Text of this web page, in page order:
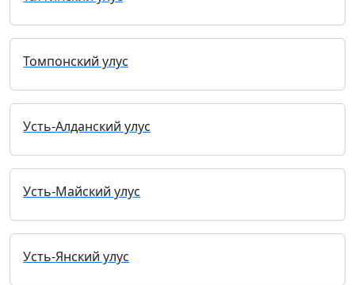
Томпонский улус
Усть-Алданский улус
Усть-Майский улус
Усть-Янский улус